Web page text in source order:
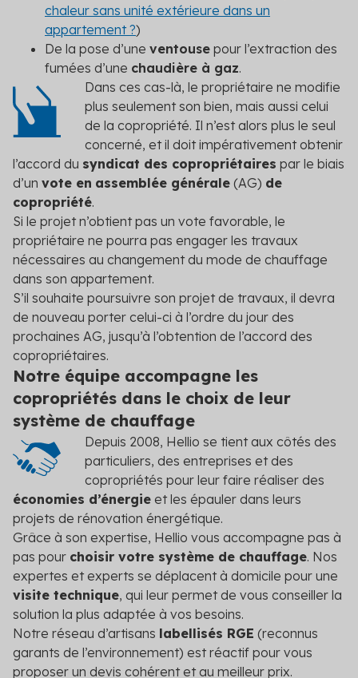
chaleur sans unité extérieure dans un
appartement ?)
De la pose d’une ventouse pour l’extraction des
fumées d’une chaudière à gaz.
Dans ces cas-là, le propriétaire ne modifie
plus seulement son bien, mais aussi celui
de la copropriété. Il n’est alors plus le seul
concerné, et il doit impérativement obtenir
l’accord du syndicat des copropriétaires par le biais
d’un vote en assemblée générale (AG) de
copropriété.
Si le projet n’obtient pas un vote favorable, le
propriétaire ne pourra pas engager les travaux
nécessaires au changement du mode de chauffage
dans son appartement.
S’il souhaite poursuivre son projet de travaux, il devra
de nouveau porter celui-ci à l’ordre du jour des
prochaines AG, jusqu’à l’obtention de l’accord des
copropriétaires.
Notre équipe accompagne les
copropriétés dans le choix de leur
système de chauffage
Depuis 2008, Hellio se tient aux côtés des
particuliers, des entreprises et des
copropriétés pour leur faire réaliser des
économies d’énergie et les épauler dans leurs
projets de rénovation énergétique.
Grâce à son expertise, Hellio vous accompagne pas à
pas pour choisir votre système de chauffage. Nos
expertes et experts se déplacent à domicile pour une
visite technique, qui leur permet de vous conseiller la
solution la plus adaptée à vos besoins.
Notre réseau d’artisans labellisés RGE (reconnus
garants de l’environnement) est réactif pour vous
proposer un devis cohérent et au meilleur prix.